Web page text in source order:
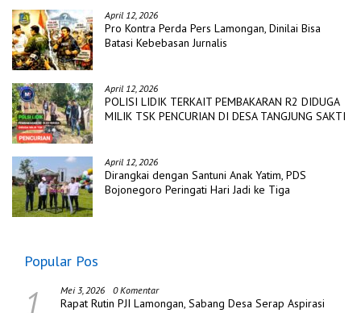
April 12, 2026
Pro Kontra Perda Pers Lamongan, Dinilai Bisa
Batasi Kebebasan Jurnalis
April 12, 2026
POLISI LIDIK TERKAIT PEMBAKARAN R2 DIDUGA
MILIK TSK PENCURIAN DI DESA TANGJUNG SAKTI
April 12, 2026
Dirangkai dengan Santuni Anak Yatim, PDS
Bojonegoro Peringati Hari Jadi ke Tiga
Popular Pos
1 Mei 3, 2026 0 Komentar
Rapat Rutin PJI Lamongan, Sabang Desa Serap Aspirasi